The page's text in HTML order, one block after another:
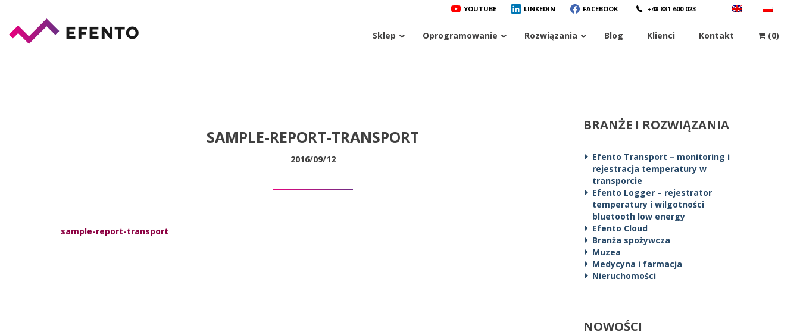
YOUTUBE LINKEDIN FACEBOOK +48 881 600 023
Sklep Oprogramowanie Rozwiązania Blog Klienci Kontakt (0)
SAMPLE-REPORT-TRANSPORT
2016/09/12
sample-report-transport
BRANŻE I ROZWIĄZANIA
Efento Transport – monitoring i
rejestracja temperatury w
transporcie
Efento Logger – rejestrator
temperatury i wilgotności
bluetooth low energy
Efento Cloud
Branża spożywcza
Muzea
Medycyna i farmacja
Nieruchomości
NOWOŚCI